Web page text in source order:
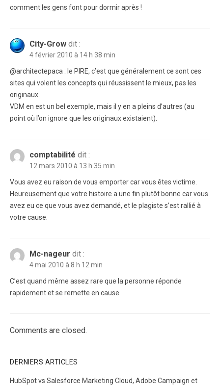
comment les gens font pour dormir après !
City-Grow dit :
4 février 2010 à 14 h 38 min
@architectepaca : le PIRE, c’est que généralement ce sont ces
sites qui volent les concepts qui réussissent le mieux, pas les
originaux.
VDM en est un bel exemple, mais il y en a pleins d’autres (au
point où l’on ignore que les originaux existaient).
comptabilité dit :
12 mars 2010 à 13 h 35 min
Vous avez eu raison de vous emporter car vous êtes victime.
Heureusement que votre histoire a une fin plutôt bonne car vous
avez eu ce que vous avez demandé, et le plagiste s’est rallié à
votre cause.
Mc-nageur dit :
4 mai 2010 à 8 h 12 min
C’est quand même assez rare que la personne réponde
rapidement et se remette en cause.
Comments are closed.
DERNIERS ARTICLES
HubSpot vs Salesforce Marketing Cloud, Adobe Campaign et